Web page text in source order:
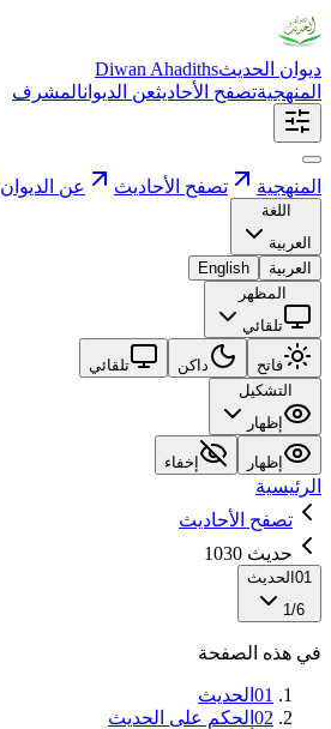
ديوان الحديثDiwan Ahadiths
المنهجيةتصفح الأحاديثعن الديوانالمشرف
المنهجية تصفح الأحاديث عن الديوان
اللغة
العربية
العربية
English
المظهر
تلقائي
فاتح داكن
تلقائي
التشكيل
إظهار
إظهار إخفاء
الرئيسية
تصفح الأحاديث
حديث 1030
01 الحديث
1/6
في هذه الصفحة
01 الحديث
02 الحكم على الحديث